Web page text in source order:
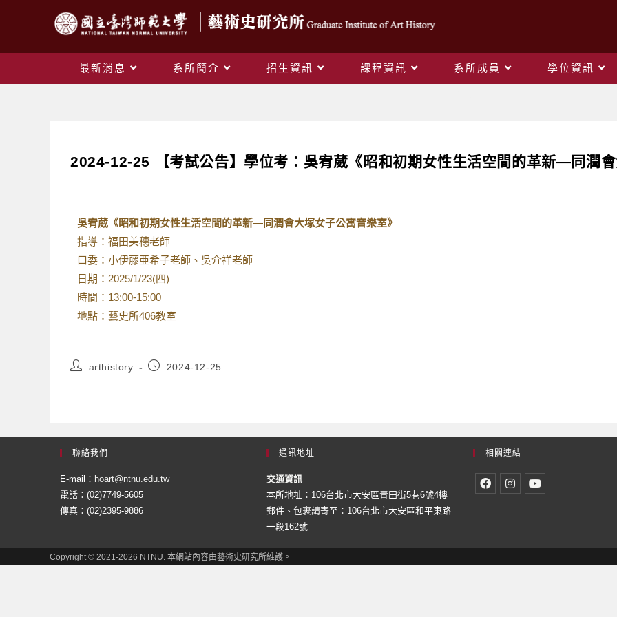
最新消息 系所簡介 招生資訊 課程資訊 系所成員 學位資訊
2024-12-25 【考試公告】學位考：吳宥葳《昭和初期女性生活空間的革新—同潤
吳宥葳《昭和初期女性生活空間的革新—同潤會大塚女子公寓音樂室》
指導：福田美穗老師
口委：小伊藤亜希子老師、吳介祥老師
日期：2025/1/23(四)
時間：13:00-15:00
地點：藝史所406教室
arthistory 2024-12-25
聯絡我們
E-mail： hoart@ntnu.edu.tw
電話：(02)7749-5605
傳真：(02)2395-9886
通訊地址
交通資訊
本所地址：106台北市大安區青田街5巷6號4樓
郵件、包裹請寄至：106台北市大安區和平東路
一段162號
相關連結
Copyright © 2021-2026 NTNU. 本網站內容由藝術史研究所維護。